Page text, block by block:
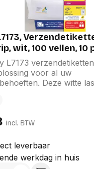
wit, 100 vellen, 10
L7173
voor al uw
Deze witte
en zijn
per vel. Dankzij de
Bovendien zijn de
wat bijdraagt aan
keuze voor uw
incl. BTW
leverbaar
werkdag in huis